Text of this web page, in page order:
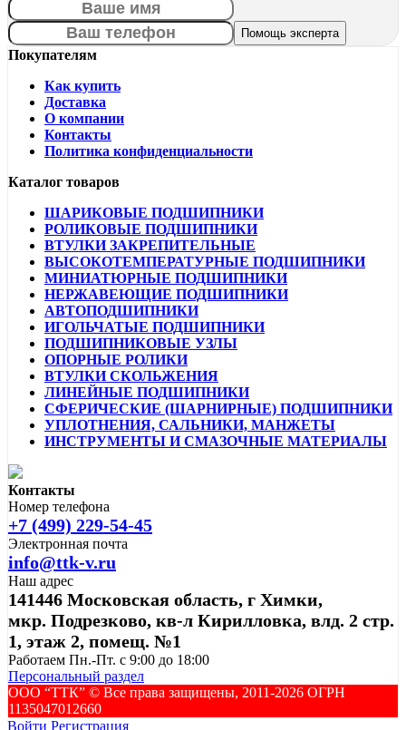
Покупателям
Как купить
Доставка
О компании
Контакты
Политика конфиденциальности
Каталог товаров
ШАРИКОВЫЕ ПОДШИПНИКИ
РОЛИКОВЫЕ ПОДШИПНИКИ
ВТУЛКИ ЗАКРЕПИТЕЛЬНЫЕ
ВЫСОКОТЕМПЕРАТУРНЫЕ ПОДШИПНИКИ
МИНИАТЮРНЫЕ ПОДШИПНИКИ
НЕРЖАВЕЮЩИЕ ПОДШИПНИКИ
АВТОПОДШИПНИКИ
ИГОЛЬЧАТЫЕ ПОДШИПНИКИ
ПОДШИПНИКОВЫЕ УЗЛЫ
ОПОРНЫЕ РОЛИКИ
ВТУЛКИ СКОЛЬЖЕНИЯ
ЛИНЕЙНЫЕ ПОДШИПНИКИ
СФЕРИЧЕСКИЕ (ШАРНИРНЫЕ) ПОДШИПНИКИ
УПЛОТНЕНИЯ, САЛЬНИКИ, МАНЖЕТЫ
ИНСТРУМЕНТЫ И СМАЗОЧНЫЕ МАТЕРИАЛЫ
Контакты
Номер телефона
+7 (499) 229-54-45
Электронная почта
info@ttk-v.ru
Наш адрес
141446 Московская область, г Химки,
мкр. Подрезково, кв-л Кирилловка, влд. 2 стр.
1, этаж 2, помещ. №1
Работаем Пн.-Пт. с 9:00 до 18:00
Персональный раздел
ООО “ТТК” ©️ Все права защищены, 2011-2026 ОГРН
1135047012660
Войти Регистрация